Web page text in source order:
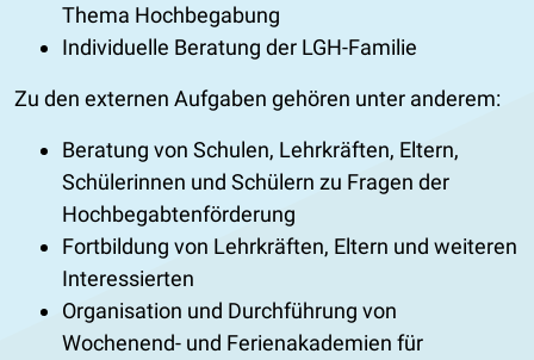
Thema Hochbegabung
Individuelle Beratung der LGH-Familie
Zu den externen Aufgaben gehören unter anderem:
Beratung von Schulen, Lehrkräften, Eltern,
Schülerinnen und Schülern zu Fragen der
Hochbegabtenförderung
Fortbildung von Lehrkräften, Eltern und weiteren
Interessierten
Organisation und Durchführung von
Wochenend- und Ferienakademien für